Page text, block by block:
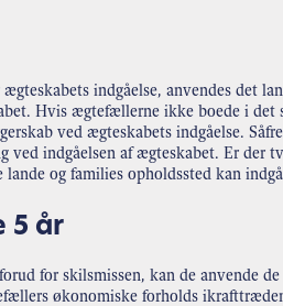
indgåelse, anvendes det
Hvis ægtefællerne ikke boede i
ved ægteskabets indgåelse.
indgåelsen af ægteskabet. Er der
og families opholdssted kan
5 år
for skilsmissen, kan de anvende
økonomiske forholds